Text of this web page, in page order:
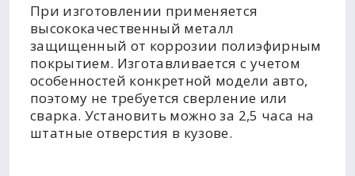
При изготовлении применяется
высококачественный металл
защищенный от коррозии полиэфирным
покрытием. Изготавливается с учетом
особенностей конкретной модели авто,
поэтому не требуется сверление или
сварка. Установить можно за 2,5 часа на
штатные отверстия в кузове.